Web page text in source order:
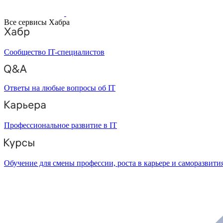
Все сервисы Хабра
Сообщество IT-специалистов
Ответы на любые вопросы об IT
Профессиональное развитие в IT
Обучение для смены профессии, роста в карьере и